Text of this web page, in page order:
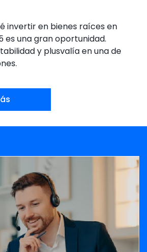
invertir en bienes raíces en
es una gran oportunidad.
y plusvalía en una de